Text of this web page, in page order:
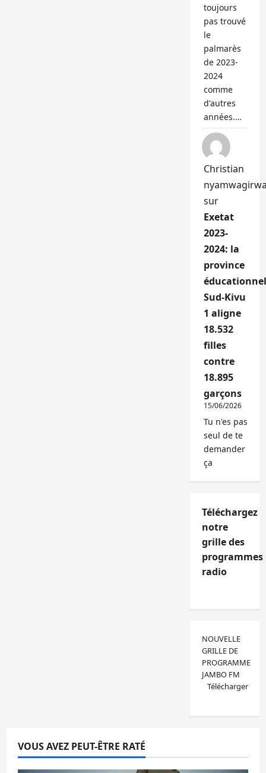
toujours
pas trouvé
le
palmarès
de 2023-
2024
comme
d'autres
années.…
Christian
sur
Exetat
2023-
2024: la
province
Sud-Kivu
1 aligne
18.532
filles
contre
18.895
garçons
15/06/2026
Tu n'es pas
seul de te
demander
ça
Téléchargez
notre
grille des
programmes
radio
NOUVELLE
GRILLE DE
PROGRAMME
JAMBO FM
Télécharger
VOUS AVEZ PEUT-ÊTRE RATÉ